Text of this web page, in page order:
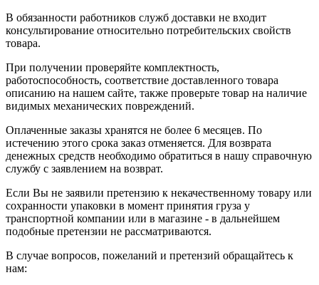
В обязанности работников служб доставки не входит
консультирование относительно потребительских свойств
товара.
При получении проверяйте комплектность,
работоспособность, соответствие доставленного товара
описанию на нашем сайте, также проверьте товар на наличие
видимых механических повреждений.
Оплаченные заказы хранятся не более 6 месяцев. По
истечению этого срока заказ отменяется. Для возврата
денежных средств необходимо обратиться в нашу справочную
службу с заявлением на возврат.
Если Вы не заявили претензию к некачественному товару или
сохранности упаковки в момент принятия груза у
транспортной компании или в магазине - в дальнейшем
подобные претензии не рассматриваются.
В случае вопросов, пожеланий и претензий обращайтесь к
нам: